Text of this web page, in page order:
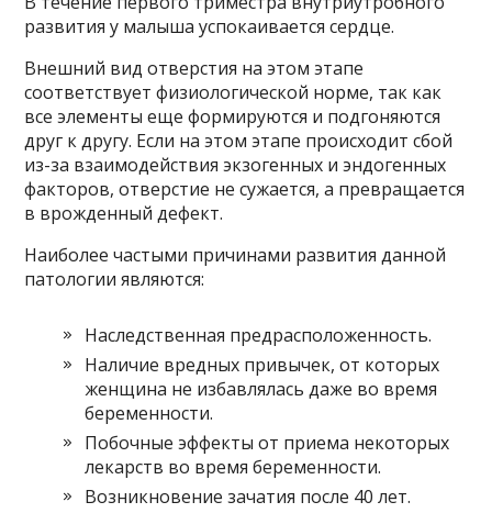
развития у малыша успокаивается сердце.
Внешний вид отверстия на этом этапе
соответствует физиологической норме, так как
все элементы еще формируются и подгоняются
друг к другу. Если на этом этапе происходит сбой
из-за взаимодействия экзогенных и эндогенных
факторов, отверстие не сужается, а превращается
в врожденный дефект.
Наиболее частыми причинами развития данной
патологии являются:
Наследственная предрасположенность.
Наличие вредных привычек, от которых
женщина не избавлялась даже во время
беременности.
Побочные эффекты от приема некоторых
лекарств во время беременности.
Возникновение зачатия после 40 лет.